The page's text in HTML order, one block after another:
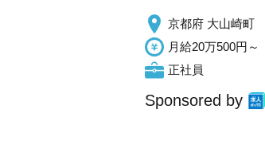
京都府 大山崎町
月給20万500円～
正社員
Sponsored by